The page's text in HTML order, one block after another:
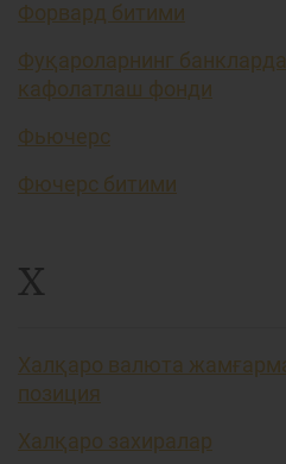
Форвард битими
Фуқароларнинг
кафолатлаш фонди
Фьючерс
Фючерс битими
Х
Халқаро валюта
позиция
Халқаро захиралар